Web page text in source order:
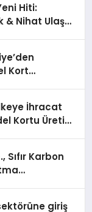
Hiti:
& Nihat Ulaş
Kort
İhracat
Kortu Üretim
Karbon
giriş